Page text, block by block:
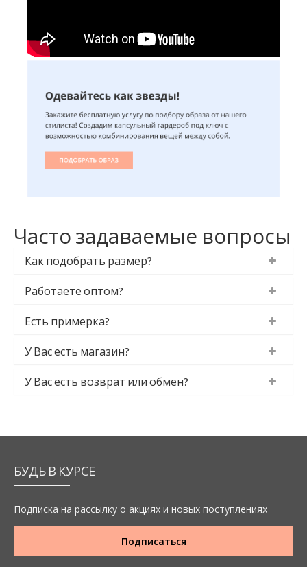
Часто задаваемые вопросы
Как подобрать размер?
Работаете оптом?
Есть примерка?
У Вас есть магазин?
У Вас есть возврат или обмен?
БУДЬ В КУРСЕ
Подписка на рассылку о акциях и новых поступлениях
Подписаться